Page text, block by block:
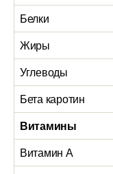
Белки
Жиры
Углеводы
Бета каротин
Витамины
Витамин А